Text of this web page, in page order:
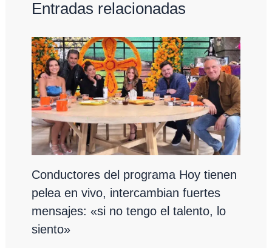
Entradas relacionadas
Conductores del programa Hoy tienen
pelea en vivo, intercambian fuertes
mensajes: «si no tengo el talento, lo
siento»